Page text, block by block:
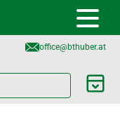
office@bthuber.at​